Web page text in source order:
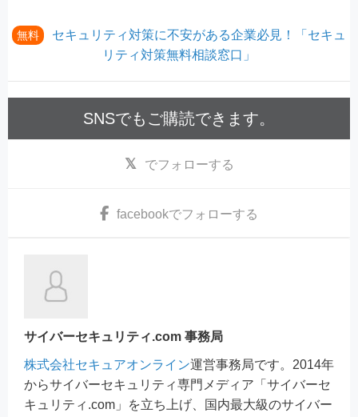
無料
セキュリティ対策に不安がある企業必見！「セキュ
リティ対策無料相談窓口」
SNSでもご購読できます。
でフォローする
facebookでフォローする
サイバーセキュリティ.com 事務局
株式会社セキュアオンライン運営事務局です。2014年
からサイバーセキュリティ専門メディア「サイバーセ
キュリティ.com」を立ち上げ、国内最大級のサイバー